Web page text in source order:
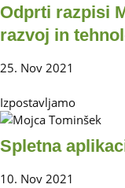
Odprti razpisi
razvoj in
25. Nov 2021
Izpostavljamo
Spletna
10. Nov 2021